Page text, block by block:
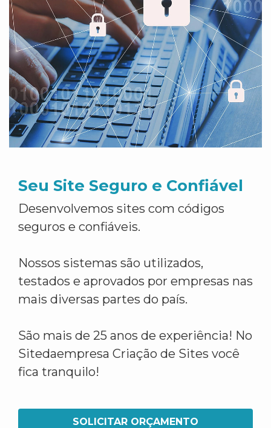
Seu Site Seguro e Confiável
Desenvolvemos sites com códigos
seguros e confiáveis.
Nossos sistemas são utilizados,
testados e aprovados por empresas nas
mais diversas partes do país.
São mais de 25 anos de experiência! No
Sitedaempresa Criação de Sites você
fica tranquilo!
SOLICITAR ORÇAMENTO